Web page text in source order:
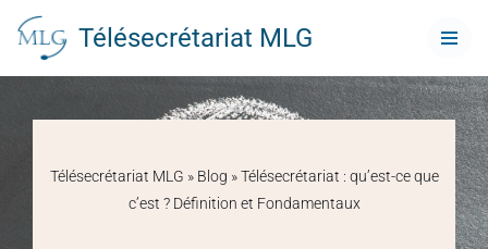
Aller
Télésecrétariat MLG
Télésecrétariat MLG » Blog »Télésecrétariat : qu’est-ce que
c’est ? Définition et Fondamentaux